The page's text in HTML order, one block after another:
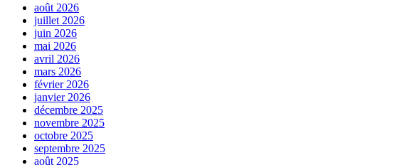
août 2026
juillet 2026
juin 2026
mai 2026
avril 2026
mars 2026
février 2026
janvier 2026
décembre 2025
novembre 2025
octobre 2025
septembre 2025
août 2025